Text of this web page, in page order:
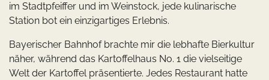
im Stadtpfeiffer und im Weinstock, jede kulinarische
Station bot ein einzigartiges Erlebnis.
Bayerischer Bahnhof brachte mir die lebhafte Bierkultur
näher, während das Kartoffelhaus No. 1 die vielseitige
Welt der Kartoffel präsentierte. Jedes Restaurant hatte